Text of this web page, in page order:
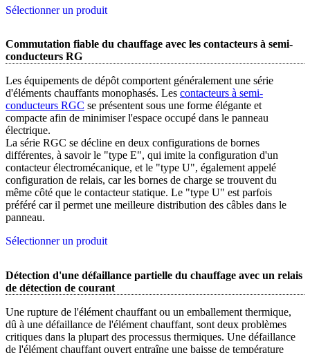
Sélectionner un produit
Commutation fiable du chauffage avec les contacteurs à semi-
conducteurs RG
Les équipements de dépôt comportent généralement une série
d'éléments chauffants monophasés. Les contacteurs à semi-
conducteurs RGC se présentent sous une forme élégante et
compacte afin de minimiser l'espace occupé dans le panneau
électrique.
La série RGC se décline en deux configurations de bornes
différentes, à savoir le "type E", qui imite la configuration d'un
contacteur électromécanique, et le "type U", également appelé
configuration de relais, car les bornes de charge se trouvent du
même côté que le contacteur statique. Le "type U" est parfois
préféré car il permet une meilleure distribution des câbles dans le
panneau.
Sélectionner un produit
Détection d'une défaillance partielle du chauffage avec un relais
de détection de courant
Une rupture de l'élément chauffant ou un emballement thermique,
dû à une défaillance de l'élément chauffant, sont deux problèmes
critiques dans la plupart des processus thermiques. Une défaillance
de l'élément chauffant ouvert entraîne une baisse de température